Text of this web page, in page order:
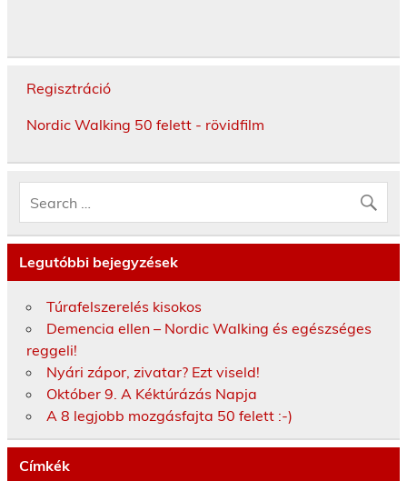
Regisztráció
Nordic Walking 50 felett - rövidfilm
Legutóbbi bejegyzések
Túrafelszerelés kisokos
Demencia ellen – Nordic Walking és egészséges
reggeli!
Nyári zápor, zivatar? Ezt viseld!
Október 9. A Kéktúrázás Napja
A 8 legjobb mozgásfajta 50 felett :-)
Címkék